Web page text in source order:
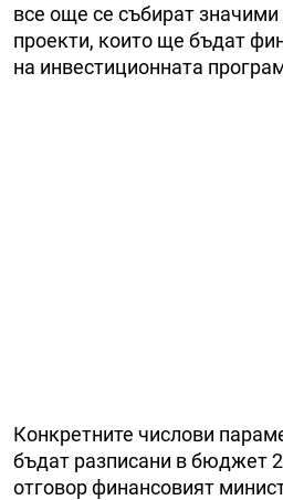
все още се събират
проекти, които ще бъдат
на инвестиционната
Конкретните числови
бъдат разписани в бюджет
отговор финансовият